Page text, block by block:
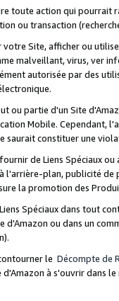
toute action qui
ou transaction
Site, afficher ou
malveillant, virus, ver
autorisée par des
ou partie d'un Site
Mobile. Cependant,
saurait constituer une
de Liens Spéciaux
l'arrière-plan, publicité
la promotion des
Spéciaux dans tout
ou dans un
le Décompte de
à s'ouvrir dans